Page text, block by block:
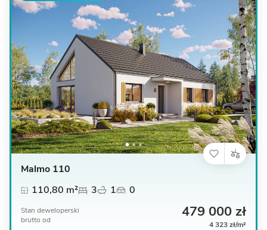
Malmo 110
110,80 m²
3 1 0
Stan deweloperski
brutto od 479 000 zł
4 323 zł/m²